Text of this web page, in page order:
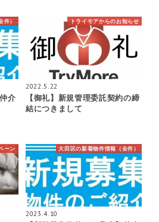
件）
介
トライモアからのお知らせ
2022.5.22
【御礼】新規管理委託契約の締
結につきまして
ーン 大田区の新着物件情報（全件）
2023.4.10